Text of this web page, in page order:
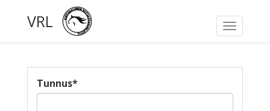
Toggle
VRL
Tunnus*